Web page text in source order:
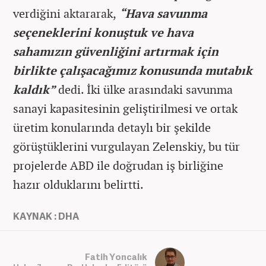
verdiğini aktararak, “Hava savunma
seçeneklerini konuştuk ve hava
sahamızın güvenliğini artırmak için
birlikte çalışacağımız konusunda mutabık
kaldık”dedi. İki ülke arasındaki savunma
sanayi kapasitesinin geliştirilmesi ve ortak
üretim konularında detaylı bir şekilde
görüştüklerini vurgulayan Zelenskiy, bu tür
projelerde ABD ile doğrudan iş birliğine
hazır olduklarını belirtti.
KAYNAK : DHA
Fatih Yoncalık